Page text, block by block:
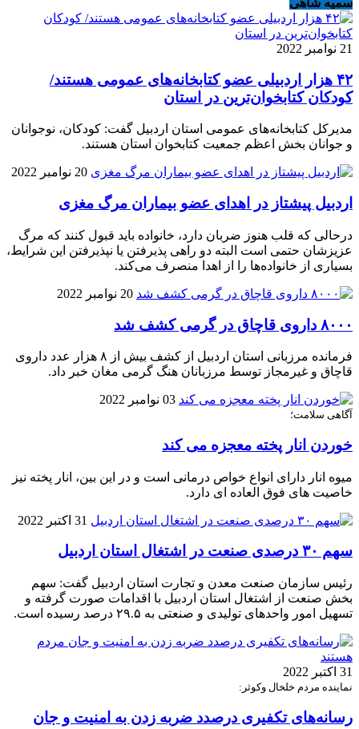
سمیه شاهی
21 نوامبر 2022
۴۲ هزار اردبیلی عضو کتابخانه‌های عمومی هستند/
کودکان کتابخوان‌ترین در استان
مدیرکل کتابخانه‌های عمومی استان اردبیل گفت: کودکان، نوجوانان
و جوانان بخش اعظم جمعیت کتابخوان استان هستند.
20 نوامبر 2022
اردبیل پیشتاز در اهدای عضو بیماران مرگ مغزی
درحالی که قلب هنوز ضربان دارد، خانواده باید قبول کنند که مرگ
عزیزشان حتمی است البته دو راهی پذیرفتن یا نپذیرفتن این شرایط،
بسیاری از خانواده‌ها را از اهدا منصرف می‌کند.
20 نوامبر 2022
۸۰۰۰ داروی قاچاق در گرمی کشف شد
فرمانده مرزبانی استان اردبیل از کشف بیش از ۸ هزار عدد داروی
قاچاق و غیرمجاز توسط مرزبانان هنگ گرمی مغان خبر داد.
03 نوامبر 2022
آگاهی سلامت؛
خوردن انار پخته معجزه می کند
میوه انار دارای انواع خواص درمانی است و در این بین، انار پخته نیز
خاصیت های فوق العاده ای دارد.
31 اکتبر 2022
سهم ۳۰ درصدی صنعت در اشتغال استان اردبیل
رئیس سازمان صنعت معدن و تجارت استان اردبیل گفت: سهم
بخش صنعت از اشتغال استان اردبیل با اقدامات صورت گرفته و
تسهیل امور واحدهای تولیدی و صنعتی به ۲۹.۵ درصد رسیده است.
31 اکتبر 2022
نماینده مردم خلخال وکوثر:
رسانه‌های تکفیری درصدد ضربه زدن به امنیت و جان